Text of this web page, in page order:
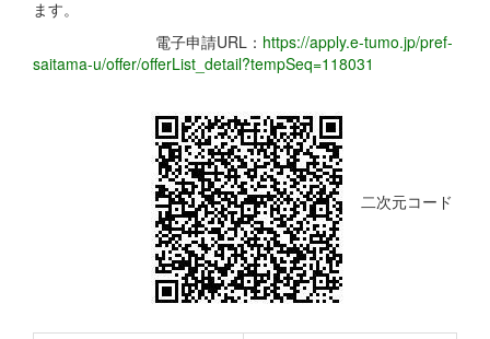
ます。
電子申請URL： https://apply.e-tumo.jp/pref-
saitama-u/offer/offerList_detail?tempSeq=118031
二次元コード